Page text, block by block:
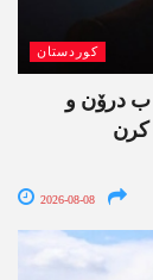
کوردستان
ب درۆن و
کرن
2026-08-08